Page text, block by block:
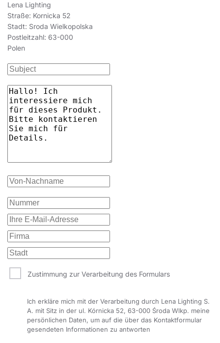
Lena Lighting
Straße: Kornicka 52
Stadt: Sroda Wielkopolska
Postleitzahl: 63-000
Polen
Zustimmung zur Verarbeitung des Formulars
Ich erkläre mich mit der Verarbeitung durch Lena Lighting S.
A. mit Sitz in der ul. Kórnicka 52, 63-000 Środa Wlkp. meine
persönlichen Daten, um auf die über das Kontaktformular
gesendeten Informationen zu antworten